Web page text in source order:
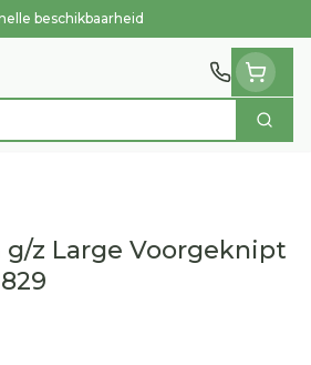
beschikbaarheid
Zoek
g/z Large Voorgeknipt